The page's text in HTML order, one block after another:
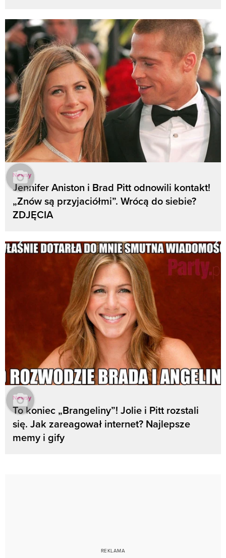
Newsy
Jennifer Aniston i Brad Pitt odnowili kontakt!
„Znów są przyjaciółmi”. Wrócą do siebie?
ZDJĘCIA
Newsy
To koniec „Brangeliny”! Jolie i Pitt rozstali
się. Jak zareagował internet? Najlepsze
memy i gify